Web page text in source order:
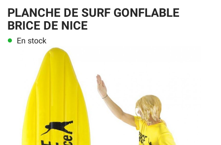
PLANCHE DE SURF GONFLABLE
BRICE DE NICE
lens En stock